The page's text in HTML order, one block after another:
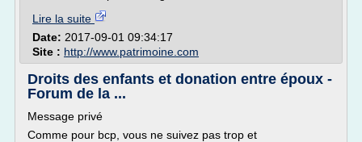
Lire la suite
Date: 2017-09-01 09:34:17
Site : http://www.patrimoine.com
Droits des enfants et donation entre époux -
Forum de la ...
Message privé
Comme pour bcp, vous ne suivez pas trop et